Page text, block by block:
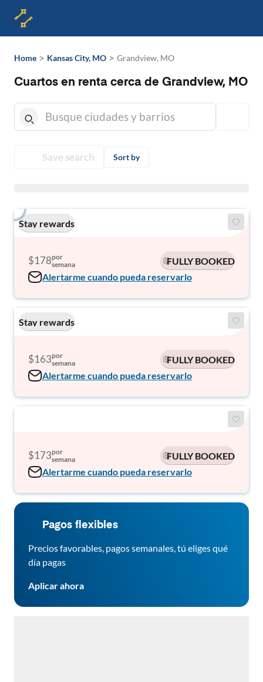
Home > Kansas City, MO > Grandview, MO
Cuartos en renta cerca de Grandview, MO
Save search Sort by
Stay rewards
$178por
semana
FULLY BOOKED
Alertarme cuando pueda reservarlo
Stay rewards
$163por
semana
FULLY BOOKED
Alertarme cuando pueda reservarlo
$173por
semana
FULLY BOOKED
Alertarme cuando pueda reservarlo
Pagos flexibles
Precios favorables, pagos semanales, tú eliges qué
día pagas
Aplicar ahora